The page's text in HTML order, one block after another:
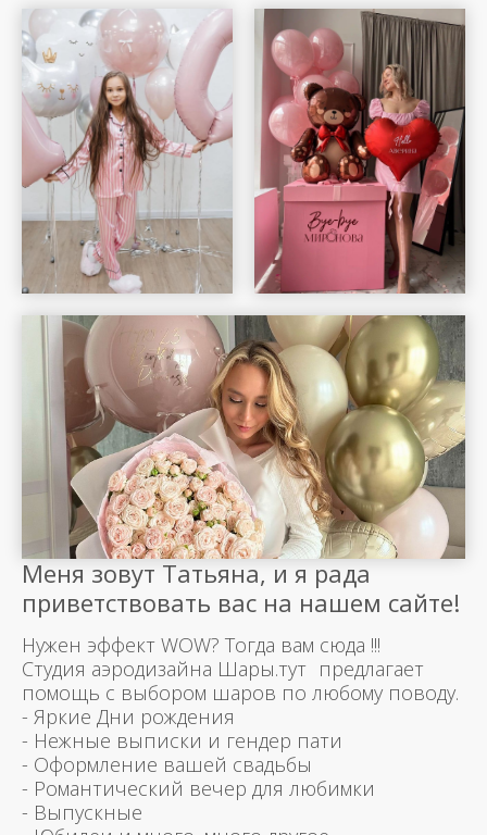
Меня зовут Татьяна, и я рада
приветствовать вас на нашем сайте!
Нужен эффект WOW? Тогда вам сюда !!!
Студия аэродизайна Шары.тут предлагает
помощь с выбором шаров по любому поводу.
- Яркие Дни рождения
- Нежные выписки и гендер пати
- Оформление вашей свадьбы
- Романтический вечер для любимки
- Выпускные